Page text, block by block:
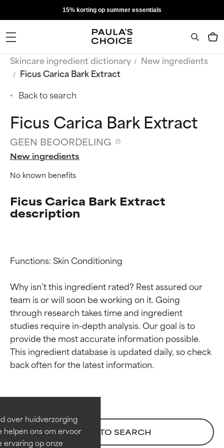
over huidverzorging
helpen ons om ervoor
ervaring op onze
15% korting op summer essentials
Skincare ingredient dictionary
New ingredients
Ficus Carica Bark Extract
Back to search
Ficus Carica Bark Extract
GEEN BEOORDELING
New ingredients
No known benefits
Ficus Carica Bark Extract
description
Functions: Skin Conditioning
Why isn’t this ingredient rated? Rest assured our
team is or will soon be working on it. Going
through research takes time and ingredient
studies require in-depth analysis. Our goal is to
provide the most accurate information possible.
This ingredient database is updated daily, so check
BACK TO SEARCH
Beoordelingen van
Bewezen en ondersteund door
onafhankelijk onderzoek.
Uitstekend actief ingrediënt
Beoordelingen van
Bewezen en ondersteund door
onafhankelijk onderzoek.
Uitstekend actief ingrediënt